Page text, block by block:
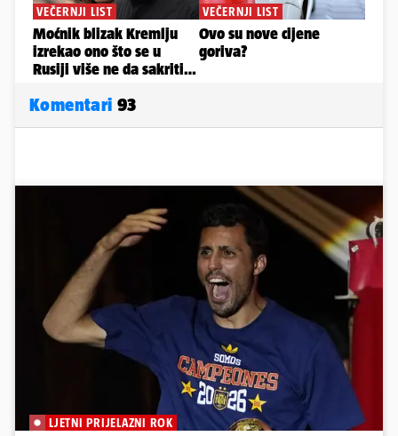
Komentari 93
LJETNI PRIJELAZNI ROK